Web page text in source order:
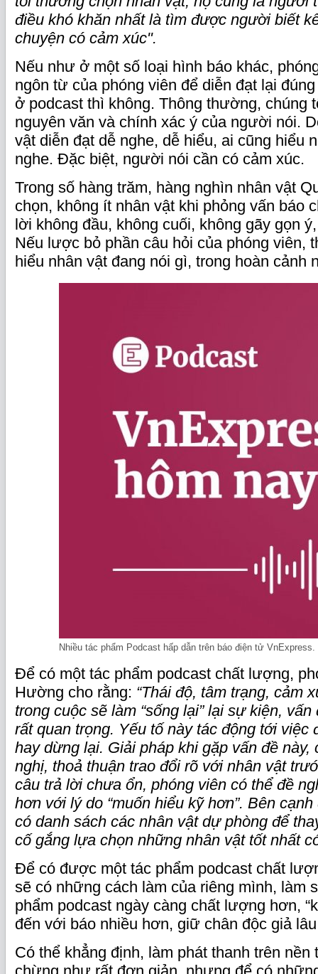
điều khó khăn nhất là tìm được người biết
chuyện có cảm xúc".
Nếu như ở một số loại hình báo khác,
ngôn từ của phóng viên để diễn đạt lại
ở podcast thì không. Thông thường, chúng
nguyên văn và chính xác ý của người nói.
vật diễn đạt dễ nghe, dễ hiểu, ai cũng hiểu
nghe. Đặc biệt, người nói cần có cảm xúc.
Trong số hàng trăm, hàng nghìn nhân vật
chọn, không ít nhân vật khi phỏng vấn báo
lời không đầu, không cuối, không gãy gọn
Nếu lược bỏ phần câu hỏi của phóng viên,
hiểu nhân vật đang nói gì, trong hoàn cảnh
Nhiều tác phẩm Podcast hấp dẫn trên báo điện tử VnExpress.
Để có một tác phẩm podcast chất lượng,
Hường cho rằng: “Thái độ, tâm trạng, cảm
trong cuộc sẽ làm “sống lại” lại sự kiện,
rất quan trọng. Yếu tố này tác động tới việc
hay dừng lại. Giải pháp khi gặp vấn đề này,
nghị, thoả thuận trao đổi rõ với nhân vật
câu trả lời chưa ổn, phóng viên có thể đề
hơn với lý do “muốn hiểu kỹ hơn”. Bên
có danh sách các nhân vật dự phòng để
cố gắng lựa chọn những nhân vật tốt nhất
Để có được một tác phẩm podcast chất
sẽ có những cách làm của riêng mình, làm
phẩm podcast ngày càng chất lượng hơn,
đến với báo nhiều hơn, giữ chân độc giả
Có thể khẳng định, làm phát thanh trên